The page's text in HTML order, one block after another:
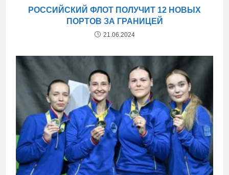
РОССИЙСКИЙ ФЛОТ ПОЛУЧИТ 12 НОВЫХ
ПОРТОВ ЗА ГРАНИЦЕЙ
21.06.2024